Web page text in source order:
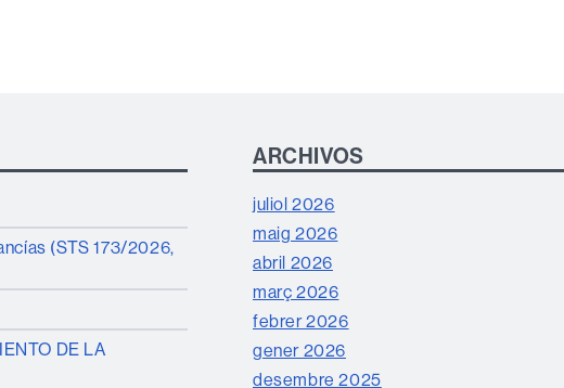
(STS 173/2026,
DE LA
ARCHIVOS
juliol 2026
maig 2026
abril 2026
març 2026
febrer 2026
gener 2026
desembre 2025